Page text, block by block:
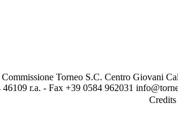
Commissione Torneo S.C. Centro Giovani
46109 r.a. - Fax +39 0584 962031
Credits